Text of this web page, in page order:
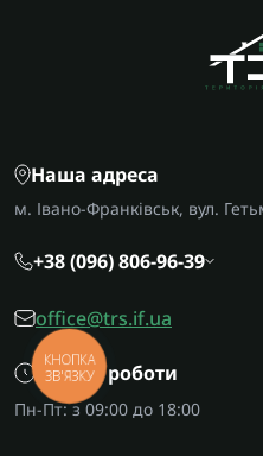
Наша адреса
м. Івано-Франківськ, вул.
+38 (096) 806-96-39
office@trs.if.ua
Графік роботи
Пн-Пт: з 09:00 до 18:00
КНОПКА
ЗВ'ЯЗКУ